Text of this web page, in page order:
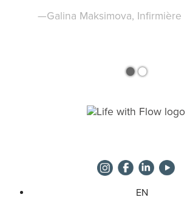
••
—Galina Maksimova, Infirmière
EN